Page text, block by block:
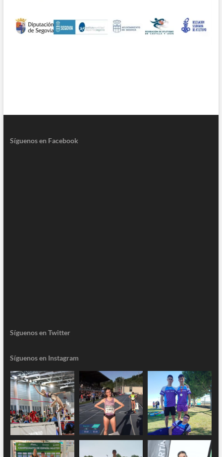
Síguenos en Facebook
Síguenos en Twitter
Síguenos en Instagram